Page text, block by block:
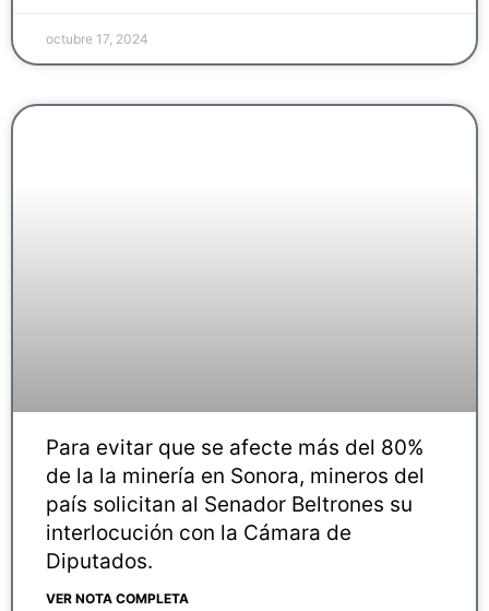
octubre 17, 2024
Para evitar que se afecte más del 80%
de la la minería en Sonora, mineros del
país solicitan al Senador Beltrones su
interlocución con la Cámara de
Diputados.
VER NOTA COMPLETA